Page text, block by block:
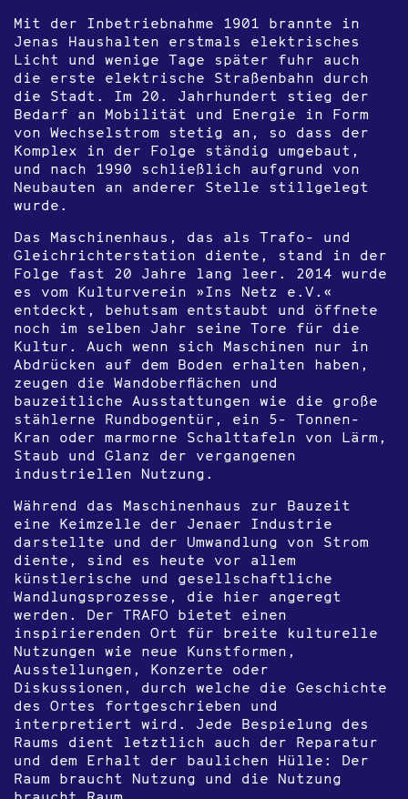
Mit der Inbetriebnahme 1901 brannte in
Jenas Haushalten erstmals elektrisches
Licht und wenige Tage später fuhr auch
die erste elektrische Straßenbahn durch
die Stadt. Im 20. Jahrhundert stieg der
Bedarf an Mobilität und Energie in Form
von Wechselstrom stetig an, so dass der
Komplex in der Folge ständig umgebaut,
und nach 1990 schließlich aufgrund von
Neubauten an anderer Stelle stillgelegt
wurde.
Das Maschinenhaus, das als Trafo- und
Gleichrichterstation diente, stand in der
Folge fast 20 Jahre lang leer. 2014 wurde
es vom Kulturverein »Ins Netz e.V.«
entdeckt, behutsam entstaubt und öffnete
noch im selben Jahr seine Tore für die
Kultur. Auch wenn sich Maschinen nur in
Abdrücken auf dem Boden erhalten haben,
zeugen die Wandoberflächen und
bauzeitliche Ausstattungen wie die große
stählerne Rundbogentür, ein 5- Tonnen-
Kran oder marmorne Schalttafeln von Lärm,
Staub und Glanz der vergangenen
industriellen Nutzung.
Während das Maschinenhaus zur Bauzeit
eine Keimzelle der Jenaer Industrie
darstellte und der Umwandlung von Strom
diente, sind es heute vor allem
künstlerische und gesellschaftliche
Wandlungsprozesse, die hier angeregt
werden. Der TRAFO bietet einen
inspirierenden Ort für breite kulturelle
Nutzungen wie neue Kunstformen,
Ausstellungen, Konzerte oder
Diskussionen, durch welche die Geschichte
des Ortes fortgeschrieben und
interpretiert wird. Jede Bespielung des
Raums dient letztlich auch der Reparatur
und dem Erhalt der baulichen Hülle: Der
Raum braucht Nutzung und die Nutzung